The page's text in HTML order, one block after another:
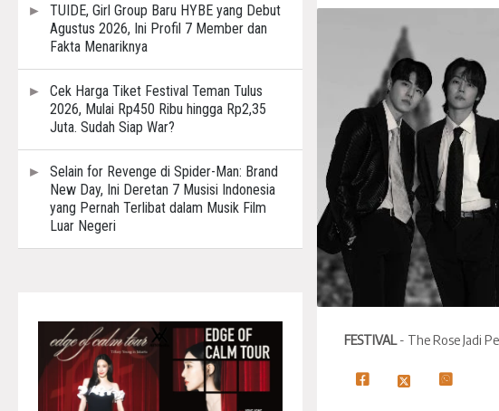
TUIDE, Girl Group Baru HYBE yang Debut
Agustus 2026, Ini Profil 7 Member dan
Fakta Menariknya
Cek Harga Tiket Festival Teman Tulus
2026, Mulai Rp450 Ribu hingga Rp2,35
Juta. Sudah Siap War?
Selain for Revenge di Spider-Man: Brand
New Day, Ini Deretan 7 Musisi Indonesia
yang Pernah Terlibat dalam Musik Film
Luar Negeri
FESTIVAL- The Rose Jadi